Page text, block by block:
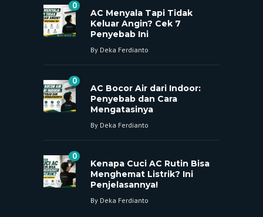
0
AC Menyala Tapi Tidak
Keluar Angin? Cek 7
Penyebab Ini
By Deka Ferdianto
0
AC Bocor Air dari Indoor:
Penyebab dan Cara
Mengatasinya
By Deka Ferdianto
0
Kenapa Cuci AC Rutin Bisa
Menghemat Listrik? Ini
Penjelasannya!
By Deka Ferdianto